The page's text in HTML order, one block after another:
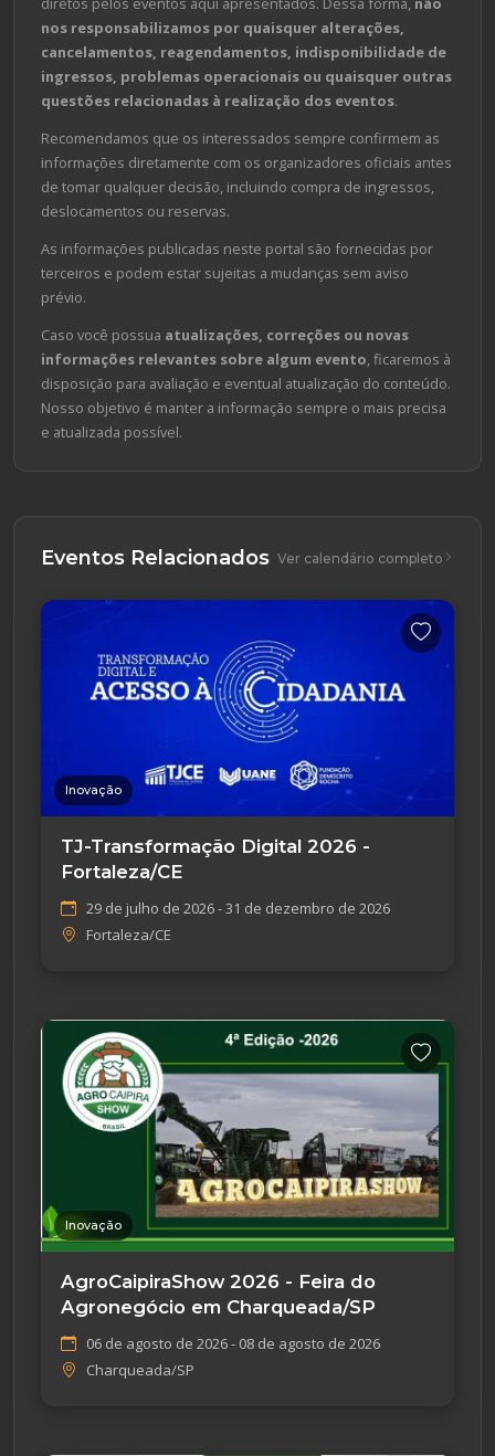
nos responsabilizamos por quaisquer alterações,
cancelamentos, reagendamentos, indisponibilidade de
ingressos, problemas operacionais ou quaisquer outras
questões relacionadas à realização dos eventos.
Recomendamos que os interessados sempre confirmem as
informações diretamente com os organizadores oficiais antes
de tomar qualquer decisão, incluindo compra de ingressos,
deslocamentos ou reservas.
As informações publicadas neste portal são fornecidas por
terceiros e podem estar sujeitas a mudanças sem aviso
prévio.
Caso você possua atualizações, correções ou novas
informações relevantes sobre algum evento, ficaremos à
disposição para avaliação e eventual atualização do conteúdo.
Nosso objetivo é manter a informação sempre o mais precisa
e atualizada possível.
Eventos Relacionados Ver calendário completo
Inovação
TJ-Transformação Digital 2026 -
Fortaleza/CE
29 de julho de 2026 - 31 de dezembro de 2026
Fortaleza/CE
Inovação
AgroCaipiraShow 2026 - Feira do
Agronegócio em Charqueada/SP
06 de agosto de 2026 - 08 de agosto de 2026
Charqueada/SP